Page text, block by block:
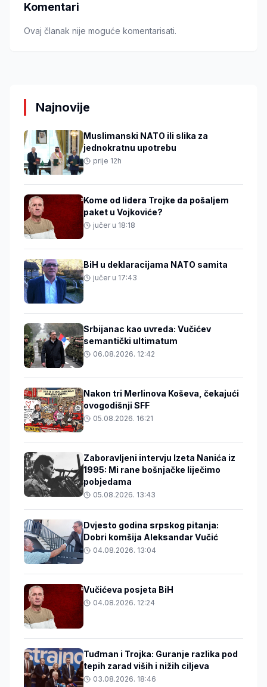
Komentari
Ovaj članak nije moguće komentarisati.
Najnovije
Muslimanski NATO ili slika za
jednokratnu upotrebu
prije 12h
Kome od lidera Trojke da pošaljem
paket u Vojkoviće?
jučer u 18:18
BiH u deklaracijama NATO samita
jučer u 17:43
Srbijanac kao uvreda: Vučićev
semantički ultimatum
06.08.2026. 12:42
Nakon tri Merlinova Koševa, čekajući
ovogodišnji SFF
05.08.2026. 16:21
Zaboravljeni intervju Izeta Nanića iz
1995: Mi rane bošnjačke liječimo
pobjedama
05.08.2026. 13:43
Dvjesto godina srpskog pitanja:
Dobri komšija Aleksandar Vučić
04.08.2026. 13:04
Vučićeva posjeta BiH
04.08.2026. 12:24
Tuđman i Trojka: Guranje razlika pod
tepih zarad viših i nižih ciljeva
03.08.2026. 18:46